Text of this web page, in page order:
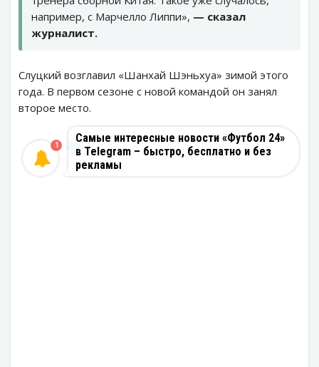
например, с Марчелло Липпи», — сказал
журналист.
Слуцкий возглавил «Шанхай Шэньхуа» зимой этого
года. В первом сезоне с новой командой он занял
второе место.
Самые интересные новости «Футбол 24»
в Telegram – быстро, бесплатно и без
рекламы
1